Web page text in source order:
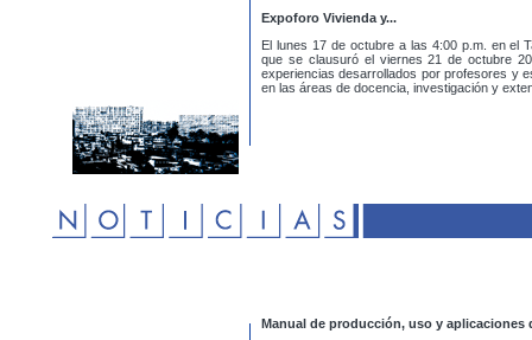
Expoforo Vivienda y...
El lunes 17 de octubre a las 4:00 p.m. en el
que se clausuró el viernes 21 de octubre
experiencias desarrollados por profesores y
en las áreas de docencia, investigación y
Manual de producción, uso y aplicaciones